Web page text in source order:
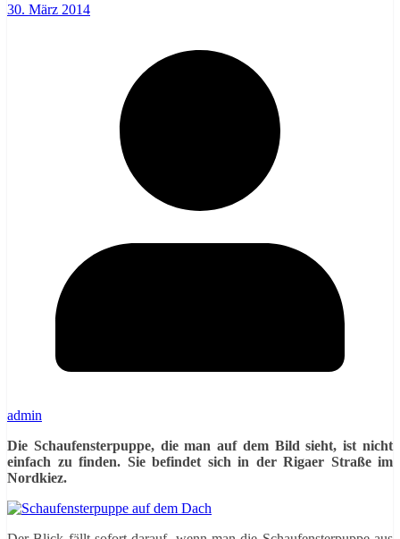
30. März 2014
admin
Die Schaufensterpuppe, die man auf dem Bild sieht, ist nicht
einfach zu finden. Sie befindet sich in der Rigaer Straße im
Nordkiez.